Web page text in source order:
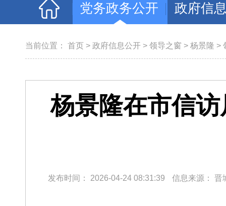
党务政务公开 政府信
当前位置： 首页 > 政府信息公开 > 领导之窗 > 杨景隆 >
杨景隆在市信
发布时间： 2026-04-24 08:31:39 信息来源： 晋